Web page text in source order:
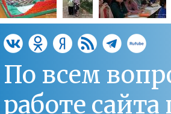
По всем
работе